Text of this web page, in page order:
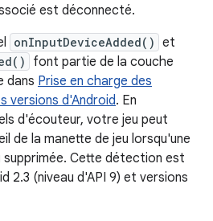
est déconnecté.
onInputDeviceAdded() et
font partie de la couche
dans Prise en charge des
versions d'Android. En
d'écouteur, votre jeu peut
de la manette de jeu lorsqu'une
Cette détection est
2.3 (niveau d'API 9) et versions